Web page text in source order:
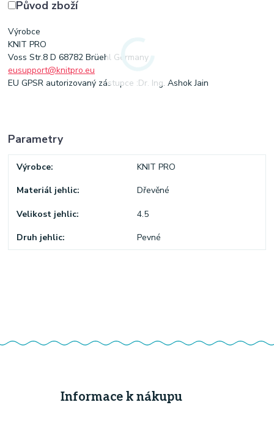
Původ zboží
Výrobce
KNIT PRO
Voss Str.8 D 68782 Brüehl Germany
eusupport@knitpro.eu
EU GPSR autorizovaný zástupce :Dr. Ing. Ashok Jain
Parametry
Výrobce KNIT PRO
Materiál jehlic Dřevěné
Velikost jehlic 4.5
Druh jehlic Pevné
Informace k nákupu